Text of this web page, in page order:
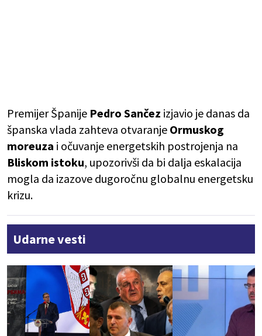
Premijer Španije Pedro Sančez izjavio je danas da
španska vlada zahteva otvaranje Ormuskog
moreuza i očuvanje energetskih postrojenja na
Bliskom istoku, upozorivši da bi dalja eskalacija
mogla da izazove dugoročnu globalnu energetsku
krizu.
Udarne vesti